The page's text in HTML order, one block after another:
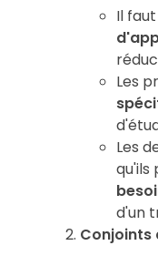
Il
Les
Les
qu'ils
d'un
Conjoints